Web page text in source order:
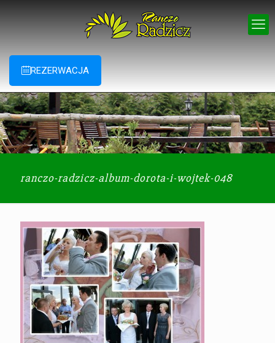
REZERWACJA
ranczo-radzicz-album-dorota-i-wojtek-048